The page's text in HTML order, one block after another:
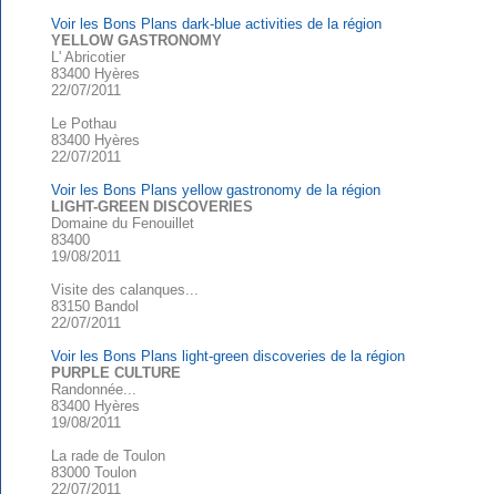
Voir les Bons Plans dark-blue activities de la région
YELLOW GASTRONOMY
L' Abricotier
83400 Hyères
22/07/2011
Le Pothau
83400 Hyères
22/07/2011
Voir les Bons Plans yellow gastronomy de la région
LIGHT-GREEN DISCOVERIES
Domaine du Fenouillet
83400
19/08/2011
Visite des calanques...
83150 Bandol
22/07/2011
Voir les Bons Plans light-green discoveries de la région
PURPLE CULTURE
Randonnée...
83400 Hyères
19/08/2011
La rade de Toulon
83000 Toulon
22/07/2011